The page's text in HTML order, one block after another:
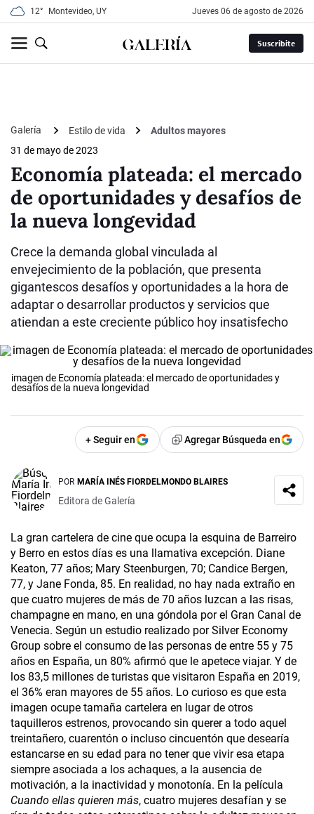
12° Montevideo, UY jueves 06 de agosto de 2026
Suscribite
Galería Estilo de vida
Adultos mayores
31 de mayo de 2023
Economía plateada: el mercado
de oportunidades y desafíos de
la nueva longevidad
Crece la demanda global vinculada al
envejecimiento de la población, que presenta
gigantescos desafíos y oportunidades a la hora de
adaptar o desarrollar productos y servicios que
atiendan a este creciente público hoy insatisfecho
imagen de Economía plateada: el mercado de oportunidades y
desafíos de la nueva longevidad
+ Seguir en Agregar Búsqueda en
POR MARÍA INÉS FIORDELMONDO BLAIRES
Editora de Galería
La gran cartelera de cine que ocupa la esquina de Barreiro
y Berro en estos días es una llamativa excepción. Diane
Keaton, 77 años; Mary Steenburgen, 70; Candice Bergen,
77, y Jane Fonda, 85. En realidad, no hay nada extraño en
que cuatro mujeres de más de 70 años luzcan a las risas,
champagne en mano, en una góndola por el Gran Canal de
Venecia. Según un estudio realizado por Silver Economy
Group sobre el consumo de las personas de entre 55 y 75
años en España, un 80% afirmó que le apetece viajar. Y de
los 83,5 millones de turistas que visitaron España en 2019,
el 36% eran mayores de 55 años. Lo curioso es que esta
imagen ocupe tamaña cartelera en lugar de otros
taquilleros estrenos, provocando sin querer a todo aquel
treintañero, cuarentón o incluso cincuentón que desearía
estancarse en su edad para no tener que vivir esa etapa
siempre asociada a los achaques, a la ausencia de
motivación, a la inactividad y monotonía. En la película
Cuando ellas quieren más, cuatro mujeres desafían y se